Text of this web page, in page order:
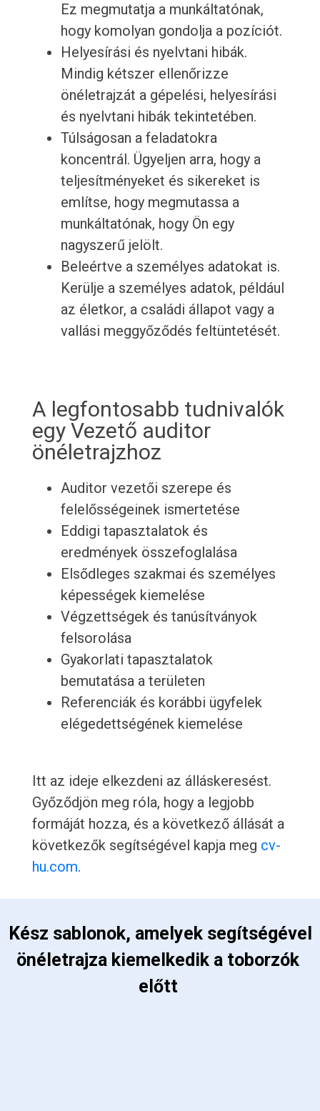
Ez megmutatja a munkáltatónak,
hogy komolyan gondolja a pozíciót.
Helyesírási és nyelvtani hibák.
Mindig kétszer ellenőrizze
önéletrajzát a gépelési, helyesírási
és nyelvtani hibák tekintetében.
Túlságosan a feladatokra
koncentrál. Ügyeljen arra, hogy a
teljesítményeket és sikereket is
említse, hogy megmutassa a
munkáltatónak, hogy Ön egy
nagyszerű jelölt.
Beleértve a személyes adatokat is.
Kerülje a személyes adatok, például
az életkor, a családi állapot vagy a
vallási meggyőződés feltüntetését.
A legfontosabb tudnivalók
egy Vezető auditor
önéletrajzhoz
Auditor vezetői szerepe és
felelősségeinek ismertetése
Eddigi tapasztalatok és
eredmények összefoglalása
Elsődleges szakmai és személyes
képességek kiemelése
Végzettségek és tanúsítványok
felsorolása
Gyakorlati tapasztalatok
bemutatása a területen
Referenciák és korábbi ügyfelek
elégedettségének kiemelése
Itt az ideje elkezdeni az álláskeresést.
Győződjön meg róla, hogy a legjobb
formáját hozza, és a következő állását a
következők segítségével kapja meg cv-
hu.com.
önéletrajza kiemelkedik a toborzók
előtt